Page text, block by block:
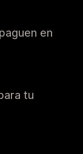
en
tu